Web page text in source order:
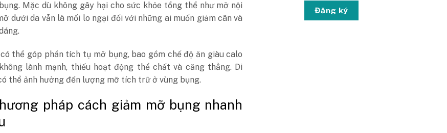
Mặc dù không gây hại cho sức khỏe tổng thể như mỡ nội
dưới da vẫn là mối lo ngại đối với những ai muốn giảm cân và
thể góp phần tích tụ mỡ bụng, bao gồm chế độ ăn giàu calo
lành mạnh, thiếu hoạt động thể chất và căng thẳng. Di
thể ảnh hưởng đến lượng mỡ tích trữ ở vùng bụng.
pháp cách giảm mỡ bụng nhanh
Đăng ký